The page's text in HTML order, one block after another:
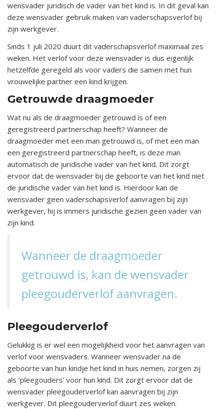
wensvader juridisch de vader van het kind is. In dit geval kan
deze wensvader gebruik maken van vaderschapsverlof bij
zijn werkgever.
Sinds 1 juli 2020 duurt dit vaderschapsverlof maximaal zes
weken. Het verlof voor deze wensvader is dus eigenlijk
hetzelfde geregeld als voor vaders die samen met hun
vrouwelijke partner een kind krijgen.
Getrouwde draagmoeder
Wat nu als de draagmoeder getrouwd is of een
geregistreerd partnerschap heeft? Wanneer de
draagmoeder met een man getrouwd is, of met een man
een geregistreerd partnerschap heeft, is deze man
automatisch de juridische vader van het kind. Dit zorgt
ervoor dat de wensvader bij de geboorte van het kind niet
de juridische vader van het kind is. Hierdoor kan de
wensvader geen vaderschapsverlof aanvragen bij zijn
werkgever, hij is immers juridische gezien geen vader van
zijn kind.
Wanneer de draagmoeder
getrouwd is, kan de wensvader
pleegouderverlof aanvragen.
Pleegouderverlof
Gelukkig is er wel een mogelijkheid voor het aanvragen van
verlof voor wensvaders. Wanneer wensvader na de
geboorte van hun kindje het kind in huis nemen, zorgen zij
als ‘pleegouders’ voor hun kind. Dit zorgt ervoor dat de
wensvader pleegouderverlof kan aanvragen bij zijn
werkgever. Dit pleegouderverlof duurt zes weken.